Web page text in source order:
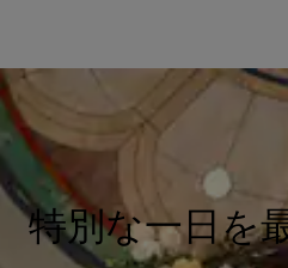
特別な一日を